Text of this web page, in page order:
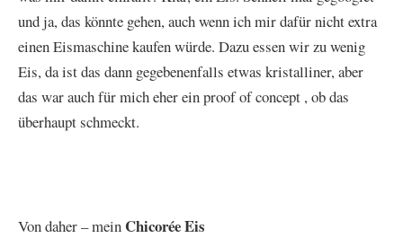
und ja, das könnte gehen, auch wenn ich mir dafür nicht extra
einen Eismaschine kaufen würde. Dazu essen wir zu wenig
Eis, da ist das dann gegebenenfalls etwas kristalliner, aber
das war auch für mich eher ein proof of concept , ob das
überhaupt schmeckt.
Von daher – mein ChicoréeEis